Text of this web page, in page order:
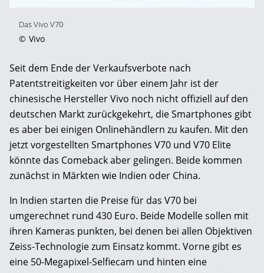
Das Vivo V70
© Vivo
Seit dem Ende der Verkaufsverbote nach
Patentstreitigkeiten vor über einem Jahr ist der
chinesische Hersteller Vivo noch nicht offiziell auf den
deutschen Markt zurückgekehrt, die Smartphones gibt
es aber bei einigen Onlinehändlern zu kaufen. Mit den
jetzt vorgestellten Smartphones V70 und V70 Elite
könnte das Comeback aber gelingen. Beide kommen
zunächst in Märkten wie Indien oder China.
In Indien starten die Preise für das V70 bei
umgerechnet rund 430 Euro. Beide Modelle sollen mit
ihren Kameras punkten, bei denen bei allen Objektiven
Zeiss-Technologie zum Einsatz kommt. Vorne gibt es
eine 50-Megapixel-Selfiecam und hinten eine